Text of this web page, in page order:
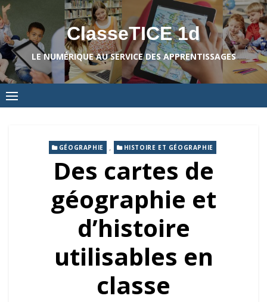
Skip
to
content
ClasseTICE 1d
LE NUMÉRIQUE AU SERVICE DES APPRENTISSAGES
GÉOGRAPHIE , HISTOIRE ET GÉOGRAPHIE
Des cartes de
géographie et
d’histoire
utilisables en
classe